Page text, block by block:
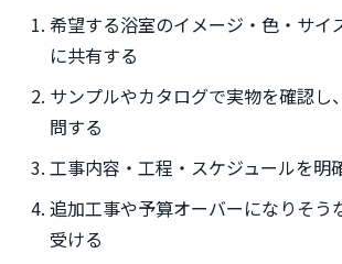
希望する浴室のイメージ・色・サイ
に共有する
サンプルやカタログで実物を確認し
問する
工事内容・工程・スケジュールを明
追加工事や予算オーバーになりそう
受ける